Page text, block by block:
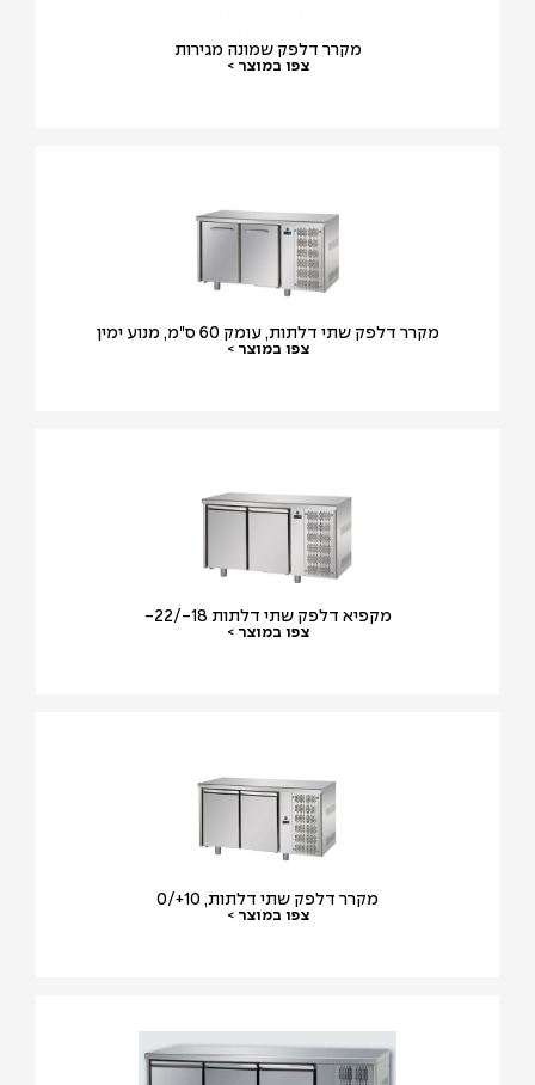
מקרר דלפק שמונה מגירות
צפו במוצר >
מקרר דלפק שתי דלתות, עומק 60 ס"מ, מנוע ימין
צפו במוצר >
מקפיא דלפק שתי דלתות 18-/22-
צפו במוצר >
מקרר דלפק שתי דלתות, 10+/0
צפו במוצר >